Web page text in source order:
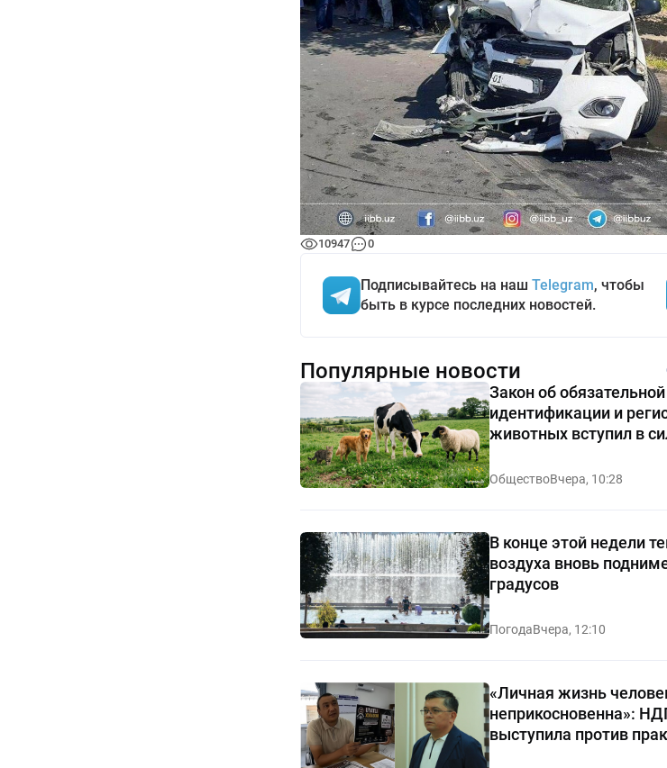
10947 0
Подписывайтесь на наш Telegram, чтобы
быть в курсе последних новостей.
Популярные новости
Закон об обязательной
идентификации и
животных вступил в
ОбществоВчера, 10:28
В конце этой недели
воздуха вновь
градусов
ПогодаВчера, 12:10
«Личная жизнь
неприкосновенна»:
выступила против
«позорных домов и